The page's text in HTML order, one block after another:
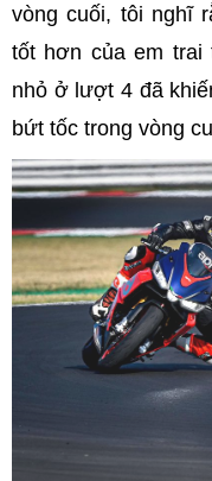
vòng cuối, tôi nghĩ
tốt hơn của em trai
nhỏ ở lượt 4 đã
bứt tốc trong vòng